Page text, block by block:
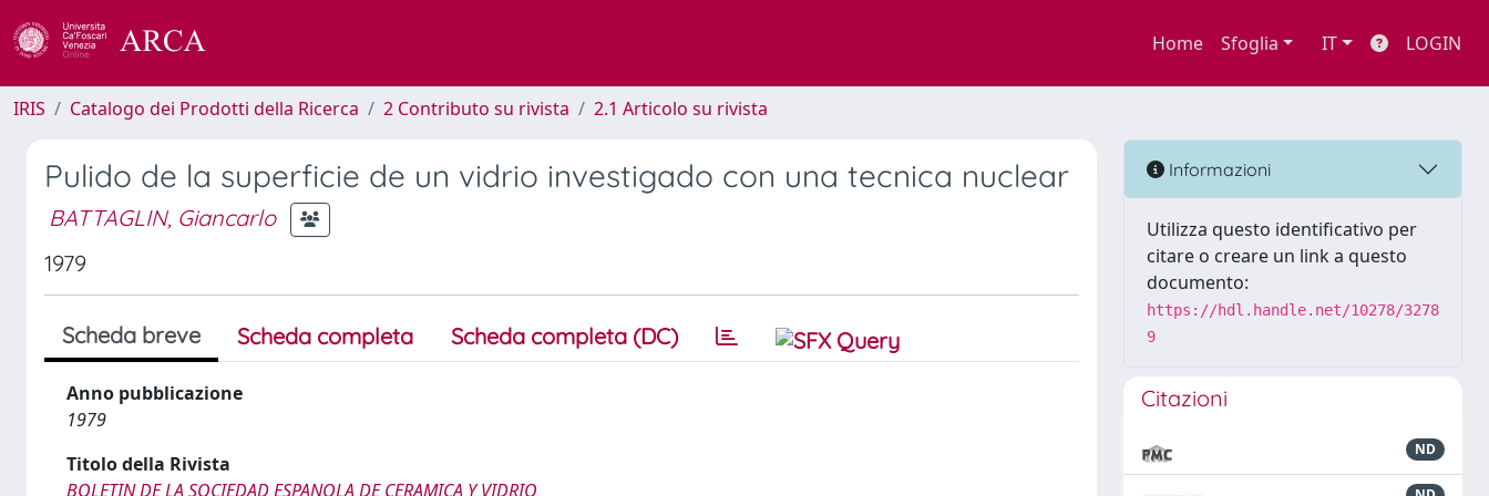
Home Sfoglia IT LOGIN
IRIS Catalogo dei Prodotti della Ricerca 2 Contributo su rivista 2.1 Articolo su rivista
Pulido de la superficie de un vidrio investigado con una tecnica nuclear
BATTAGLIN, Giancarlo
1979
Scheda breve Scheda completa Scheda completa (DC)
Anno pubblicazione
1979
Titolo della Rivista
BOLETIN DE LA SOCIEDAD ESPANOLA DE CERAMICA Y VIDRIO
Informazioni
Utilizza questo identificativo per
citare o creare un link a questo
documento:
https://hdl.handle.net/10278/3278
9
Citazioni
ND